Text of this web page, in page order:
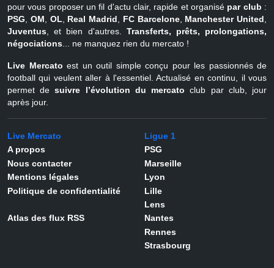
pour vous proposer un fil d'actu clair, rapide et organisé par club :
PSG
OM OL Real Madrid FC Barcelone, Manchester United
Juventus , et bien d'autres. Transferts, prêts, prolongations,
négociations ... ne manquez rien du mercato !
Live Mercato est un outil simple conçu pour les passionnés de
football qui veulent aller à l'essentiel. Actualisé en continu, il vous
permet desuivre l’évolution du mercato club par club, jour
après jour.
Live Mercato
A propos
Nous contacter
Mentions légales
Politique de confidentialité
Atlas des flux RSS
Ligue 1
PSG
Marseille
Lyon
Lille
Lens
Nantes
Rennes
Strasbourg